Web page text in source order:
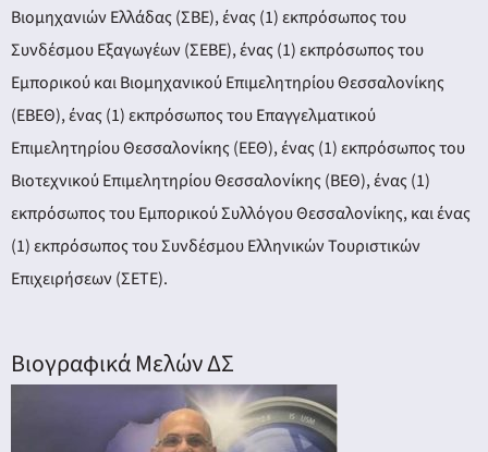
Βιομηχανιών Ελλάδας (ΣΒΕ), ένας (1) εκπρόσωπος του
Συνδέσμου Εξαγωγέων (ΣΕΒΕ), ένας (1) εκπρόσωπος του
Εμπορικού και Βιομηχανικού Επιμελητηρίου Θεσσαλονίκης
(ΕΒΕΘ), ένας (1) εκπρόσωπος του Επαγγελματικού
Επιμελητηρίου Θεσσαλονίκης (ΕΕΘ), ένας (1) εκπρόσωπος του
Βιοτεχνικού Επιμελητηρίου Θεσσαλονίκης (ΒΕΘ), ένας (1)
εκπρόσωπος του Εμπορικού Συλλόγου Θεσσαλονίκης, και ένας
(1) εκπρόσωπος του Συνδέσμου Ελληνικών Τουριστικών
Επιχειρήσεων (ΣΕΤΕ).
Βιογραφικά Μελών ΔΣ